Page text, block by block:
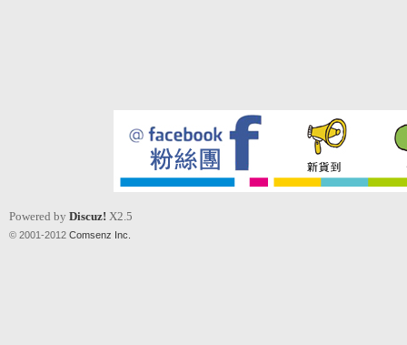
Powered by Discuz! X2.5
© 2001-2012 Comsenz Inc.